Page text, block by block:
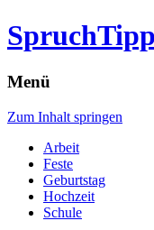
Menü
Zum Inhalt springen
Arbeit
Feste
Geburtstag
Hochzeit
Schule